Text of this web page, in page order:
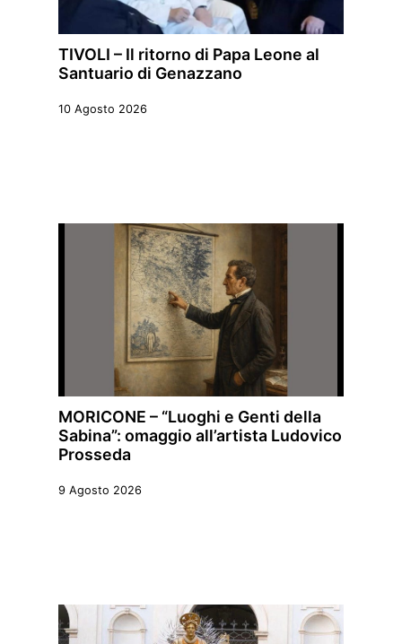
TIVOLI – Il ritorno di Papa Leone al
Santuario di Genazzano
10 Agosto 2026
MORICONE – “Luoghi e Genti della
Sabina”: omaggio all’artista Ludovico
Prosseda
9 Agosto 2026